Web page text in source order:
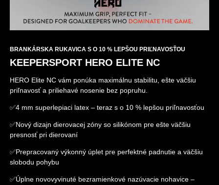
BRANKÁRSKA RUKAVICA S O 10 % LEPŠOU PRIĽNAVOSŤOU
KEEPERSPORT HERO ELITE NC
HERO Elite NC vám ponúka maximálnu stabilitu, ešte väčšiu
priľnavosť a priliehavé nosenie bez popruhu.
✅4 mm superlepiaci latex – teraz s o 10 % lepšou priľnavosťou
✅Nový dizajn dierovacej zóny so silikónom pre ešte väčšiu
presnosť pri dierovaní
✅Prepracovaný výkonný úplet pre perfektné padnutie a väčšiu
slobodu pohybu
✅Úplne novovyvinuté bezramienkové nazúvacie nohavice –